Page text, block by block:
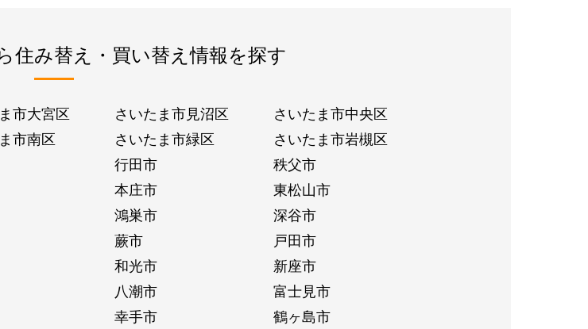
住み替え・買い替え情報を探す
市大宮区 さいたま市見沼区
さいたま市中央区
市南区 さいたま市緑区
さいたま市岩槻区
行田市
秩父市
本庄市
東松山市
鴻巣市
深谷市
蕨市
戸田市
和光市
新座市
八潮市
富士見市
幸手市
鶴ヶ島市